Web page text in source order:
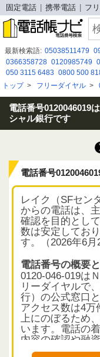
固定電話 携帯電話 フ
最新検索語: 05038511479
0366358728 0120985749
050 3115 6483 0800 500
08005007067
08080884654
0120120782 0120143559
05031110340
トップ> フリーダイヤル >
電話番号0120046019
シャル銀行です
電話番号
レイク（SFセン
からの電話は、
確認を目的とし
数は安定してお
す。（2026年6月
電話番号の概要
0120-046-019は
リーダイヤルで
行）の公式窓口
アクセス数は4万
上にのぼるため
います。電話の
内容の確認や融
す。